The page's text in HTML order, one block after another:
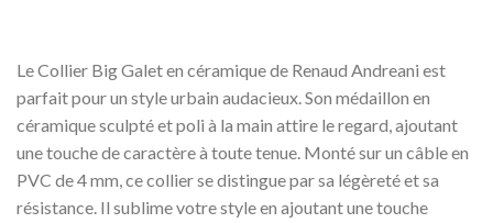
Le Collier Big Galet en céramique de Renaud Andreani est
parfait pour un style urbain audacieux. Son médaillon en
céramique sculpté et poli à la main attire le regard, ajoutant
une touche de caractère à toute tenue. Monté sur un câble en
PVC de 4 mm, ce collier se distingue par sa légèreté et sa
résistance. Il sublime votre style en ajoutant une touche